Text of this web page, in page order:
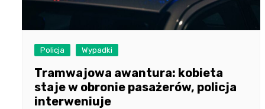
Policja Wypadki
Tramwajowa awantura: kobieta
staje w obronie pasażerów, policja
interweniuje